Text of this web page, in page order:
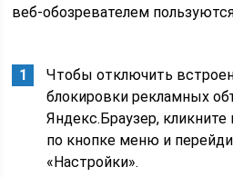
веб-обозревателем
Чтобы отключить
блокировки рекламных
Яндекс.Браузер,
по кнопке меню и
«Настройки».